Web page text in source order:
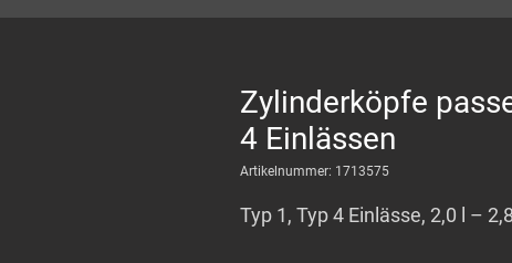
Zylinderköpfe
4 Einlässen
Artikelnummer: 1713575
Typ 1, Typ 4 Einlässe, 2,0 l – 2,8 l